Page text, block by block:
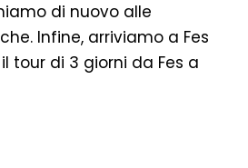
di nuovo alle
Infine, arriviamo a Fes
tour di 3 giorni da Fes a